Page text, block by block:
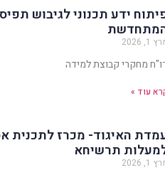
ידע תכנוני לגיבוש
1, 2026
מחקרי קבוצת למידה
עוד »
האיגוד- מכרז לתכנית
תרשיחא
1, 2026